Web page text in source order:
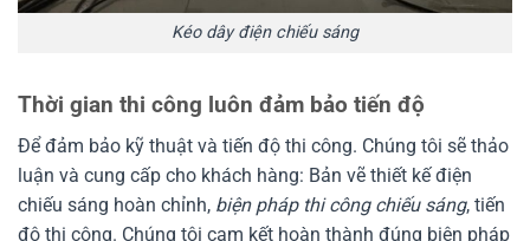
Kéo dây điện chiếu sáng
Thời gian thi công luôn đảm bảo tiến độ
Để đảm bảo kỹ thuật và tiến độ thi công. Chúng tôi sẽ thảo
luận và cung cấp cho khách hàng: Bản vẽ thiết kế điện
chiếu sáng hoàn chỉnh, biện pháp thi công chiếu sáng, tiến
độ thi công. Chúng tôi cam kết hoàn thành đúng biện pháp